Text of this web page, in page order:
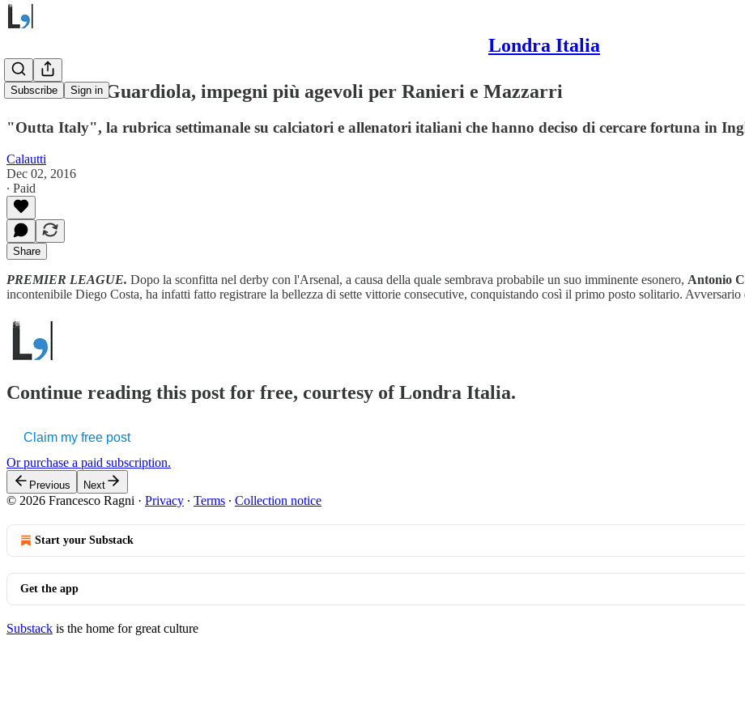
Londra Italia
Subscribe Sign in
Conte sfida Guardiola, impegni più agevoli per Ranieri e Mazzarri
"Outta Italy", la rubrica settimanale su calciatori e allenatori italiani che hanno deciso di cercare fortuna in
Calautti
Dec 02, 2016
∙ Paid
Share
PREMIER LEAGUE. Dopo la sconfitta nel derby con l'Arsenal, a causa della quale sembrava probabile un suo imminente esonero, Antonio
incontenibile Diego Costa, ha infatti fatto registrare la bellezza di sette vittorie consecutive, conquistando così il primo posto solitario.
Continue reading this post for free, courtesy of Londra Italia.
Claim my free post
Or purchase a paid subscription.
Previous Next
© 2026 Francesco Ragni · Privacy ∙ Terms ∙ Collection notice
Start your Substack
Get the app
Substack is the home for great culture